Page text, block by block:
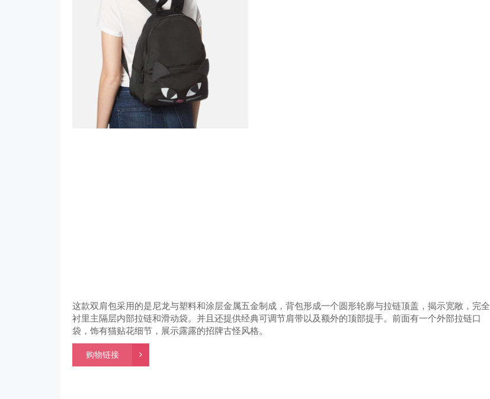
这款双肩包采用的是尼龙与塑料和涂层金属五金制成，背包形成一个圆形轮廓与拉链顶盖，揭示宽敞，完全
衬里主隔层内部拉链和滑动袋。并且还提供经典可调节肩带以及额外的顶部提手。前面有一个外部拉链口
袋，饰有猫贴花细节，展示露露的招牌古怪风格。
购物链接